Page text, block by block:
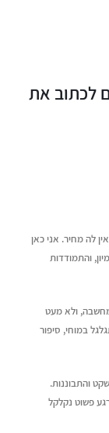
לכתוב את
לה מחיר. אני כאן
והתמודדות
ולא מעט
במוחי, סיפור
והתבוננות.
פשוט נקלקל